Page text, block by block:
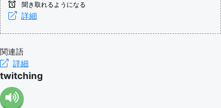
聞き取れるようになる
詳細
関連語
詳細
twitching